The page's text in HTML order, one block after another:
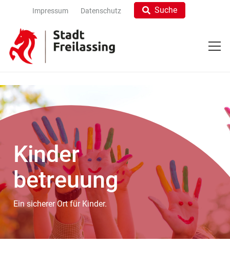
Impressum Datenschutz Suche
Kinder
betreuung
Ein sicherer Ort für Kinder.